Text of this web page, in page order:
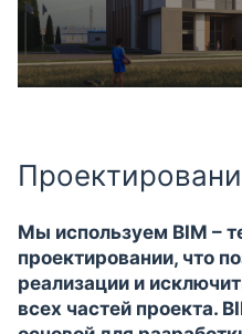
Мы используем BIM –
проектировании, что
реализации и
всех частей проекта.